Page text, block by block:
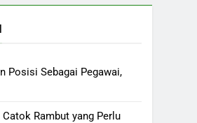
Posisi Sebagai Pegawai,
Rambut yang Perlu